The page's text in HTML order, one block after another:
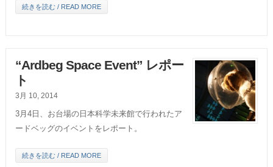
続きを読む / READ MORE
“Ardbeg Space Event” レポー
ト
3月 10, 2014
3月4日、お台場の日本科学未来館で行われたア
ードベッグのイベントをレポート。
続きを読む / READ MORE